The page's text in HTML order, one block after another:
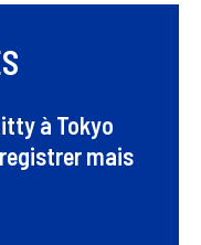
à Tokyo
mais